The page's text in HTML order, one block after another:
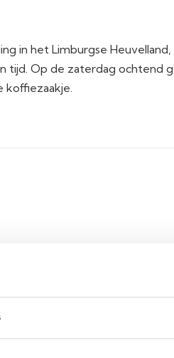
in het Limburgse Heuvelland,
tijd. Op de zaterdag ochtend